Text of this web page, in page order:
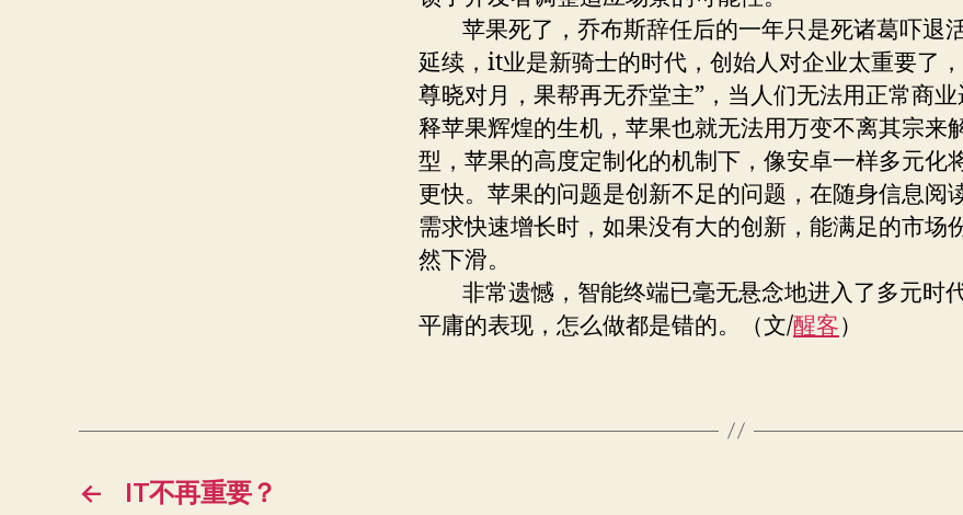
苹果死了，乔布斯辞任后的一年只是死诸葛吓退
延续，it业是新骑士的时代，创始人对企业太重要了
尊晓对月，果帮再无乔堂主”，当人们无法用正常商
释苹果辉煌的生机，苹果也就无法用万变不离其宗来
型，苹果的高度定制化的机制下，像安卓一样多元化
更快。苹果的问题是创新不足的问题，在随身信息阅
需求快速增长时，如果没有大的创新，能满足的市场
然下滑。
非常遗憾，智能终端已毫无悬念地进入了多元时
平庸的表现，怎么做都是错的。（文/醒客）
← IT不再重要？